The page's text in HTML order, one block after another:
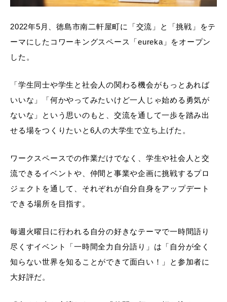
2022年5月、徳島市南二軒屋町に「交流」と「挑戦」をテ
ーマにしたコワーキングスペース「eureka」をオープン
した。
「学生同士や学生と社会人の関わる機会がもっとあれば
いいな」「何かやってみたいけど一人じゃ始める勇気が
ないな」という思いのもと、交流を通して一歩を踏み出
せる場をつくりたいと6人の大学生で立ち上げた。
ワークスペースでの作業だけでなく、学生や社会人と交
流できるイベントや、仲間と事業や企画に挑戦するプロ
ジェクトを通して、それぞれが自分自身をアップデート
できる場所を目指す。
毎週火曜日に行われる自分の好きなテーマで一時間語り
尽くすイベント「一時間全力自分語り」は「自分が全く
知らない世界を知ることができて面白い！」と参加者に
大好評だ。